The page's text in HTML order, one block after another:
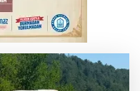
Havadan ve
başlatıldı